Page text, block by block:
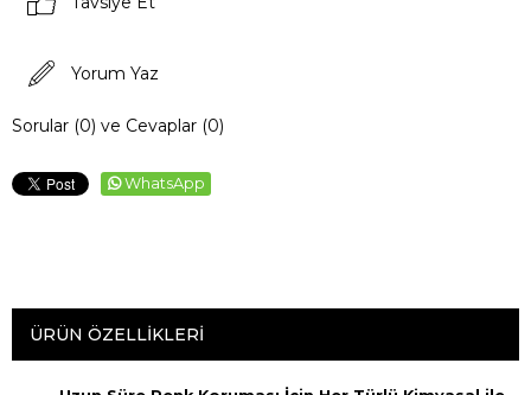
Yorum Yaz
Sorular (0) ve Cevaplar (0)
WhatsApp
ÜRÜN ÖZELLIKLERI